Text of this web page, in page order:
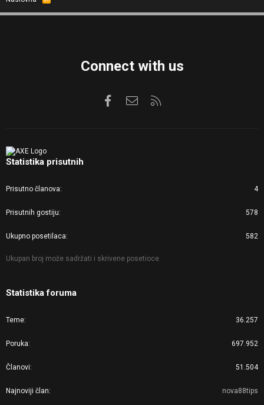
S
Connect with us
FacebookKontaktirajte nas
Statistika prisutnih
Prisutno članova 4
Prisutnih gostiju 578
Ukupno posetilaca 582
Ukupan broj može sadržati i skrivene posetioce.
Statistika foruma
Teme 36.257
Poruka 697.952
Članovi 51.504
Najnoviji član nova88tips